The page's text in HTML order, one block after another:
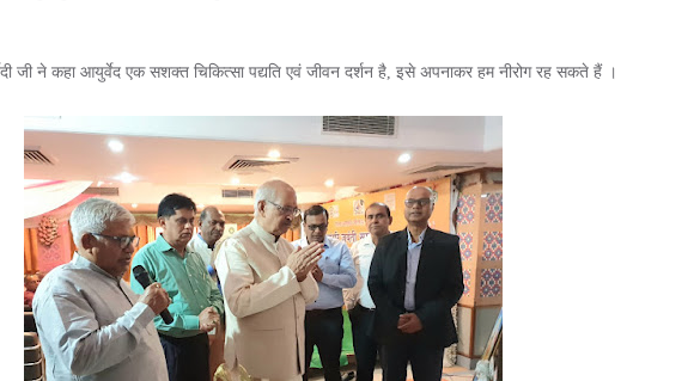
जी ने कहा आयुर्वेद एक सशक्त चिकित्सा पद्यति एवं जीवन दर्शन है, इसे अपनाकर हम नीरोग रह सकते हैं ।